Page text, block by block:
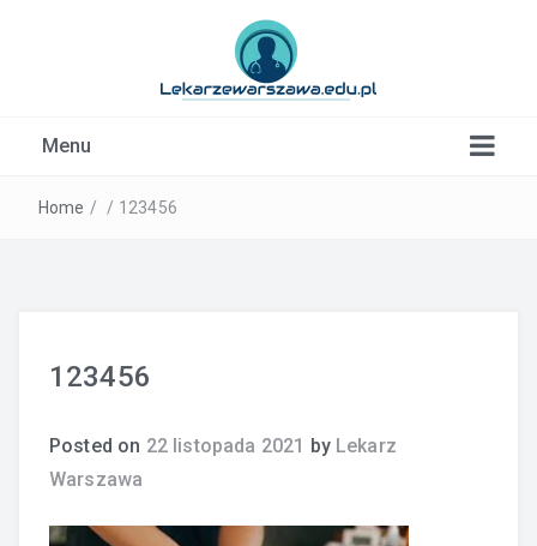
Menu
Home / / 123456
123456
Posted on 22 listopada 2021 by Lekarz
Warszawa